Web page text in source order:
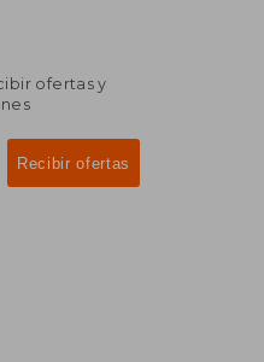
ofertas y